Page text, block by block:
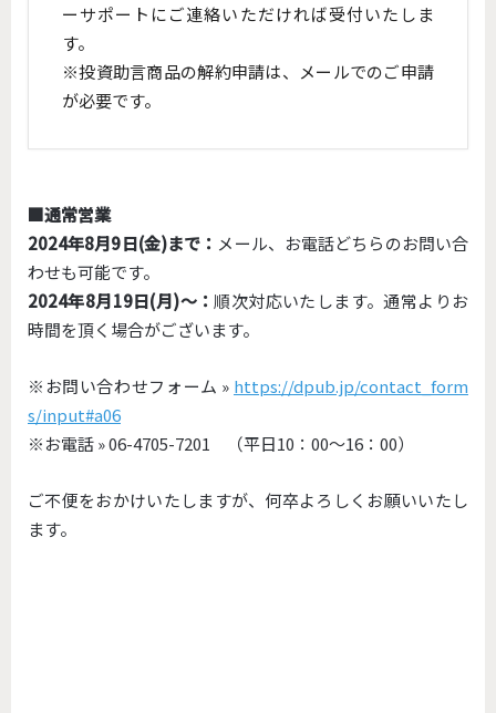
ーサポートにご連絡いただければ受付いたしま
す。
※投資助言商品の解約申請は、メールでのご申請
が必要です。
■通常営業
2024年8月9日(金)まで： メール、お電話どちらのお問い合
わせも可能です。
2024年8月19日(月)～：順次対応いたします。通常よりお
時間を頂く場合がございます。
※お問い合わせフォーム » https://dpub.jp/contact_form
s/input#a06
※お電話 » 06-4705-7201 （平日10：00～16：00）
ご不便をおかけいたしますが、何卒よろしくお願いいたし
ます。